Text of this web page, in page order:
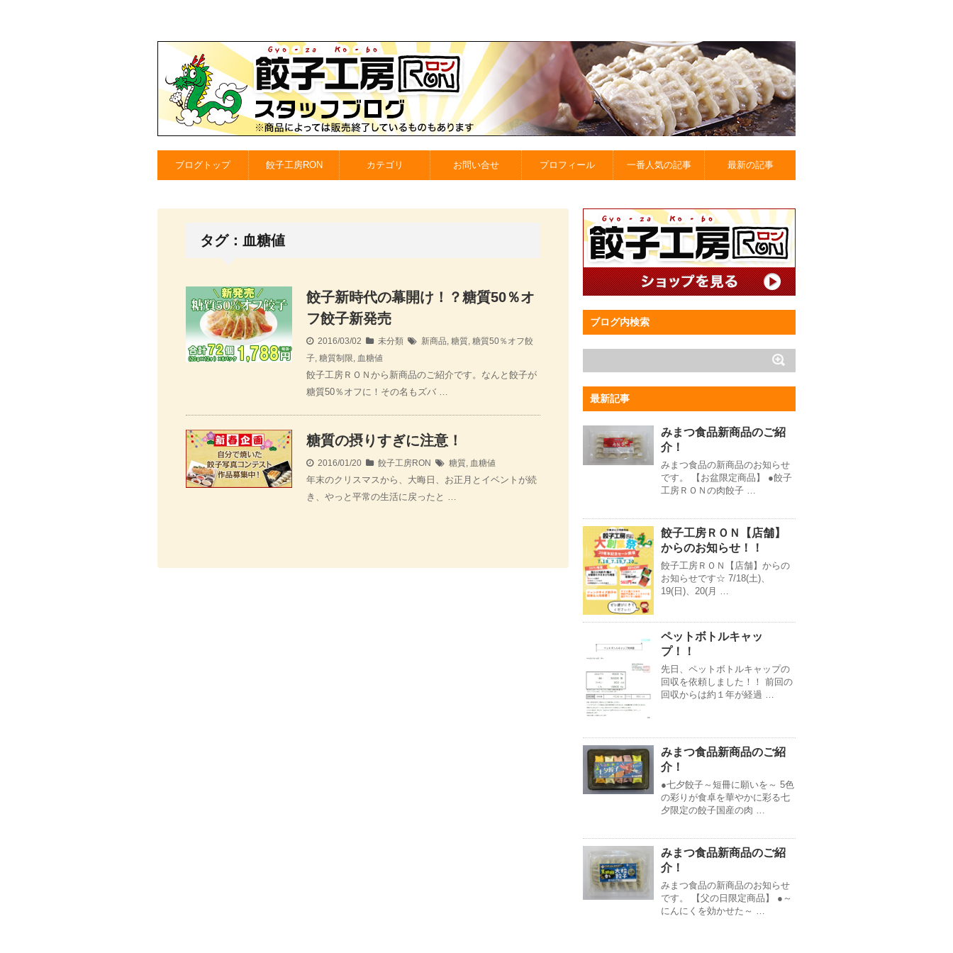
ブログトップ 餃子工房RON カテゴリ お問い合せ プロフィール 一番人気の記事 最新の記事
タグ：血糖値
餃子新時代の幕開け！？糖質50％オ
フ餃子新発売
2016/03/02 未分類 新商品, 糖質, 糖質50％オフ餃
子, 糖質制限, 血糖値
餃子工房ＲＯＮから新商品のご紹介です。なんと餃子が
糖質50％オフに！その名もズバ …
糖質の摂りすぎに注意！
2016/01/20 餃子工房RON 糖質, 血糖値
年末のクリスマスから、大晦日、お正月とイベントが続
き、やっと平常の生活に戻ったと …
ブログ内検索
最新記事
みまつ食品新商品のご紹
介！
みまつ食品の新商品のお知らせ
です。 【お盆限定商品】 ●餃子
工房ＲＯＮの肉餃子 …
餃子工房ＲＯＮ【店舗】
からのお知らせ！！
餃子工房ＲＯＮ【店舗】からの
お知らせです☆ 7/18(土)、
19(日)、20(月 …
ペットボトルキャッ
プ！！
先日、ペットボトルキャップの
回収を依頼しました！！ 前回の
回収からは約１年が経過 …
みまつ食品新商品のご紹
介！
●七夕餃子～短冊に願いを～ 5色
の彩りが食卓を華やかに彩る七
夕限定の餃子国産の肉 …
みまつ食品新商品のご紹
介！
みまつ食品の新商品のお知らせ
です。 【父の日限定商品】 ●～
にんにくを効かせた～ …